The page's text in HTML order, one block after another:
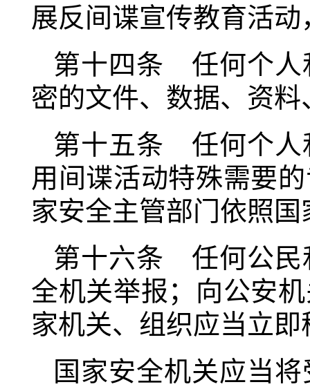
展反间谍宣传教育活
第十四条 任何个人
密的文件、数据、资料
第十五条 任何个人
用间谍活动特殊需要
家安全主管部门依照
第十六条 任何公民
全机关举报；向公安
家机关、组织应当立
国家安全机关应当